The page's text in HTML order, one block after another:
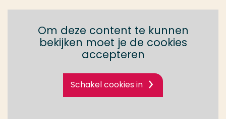
Om deze content te kunnen
bekijken moet je de cookies
accepteren
Schakel cookies in